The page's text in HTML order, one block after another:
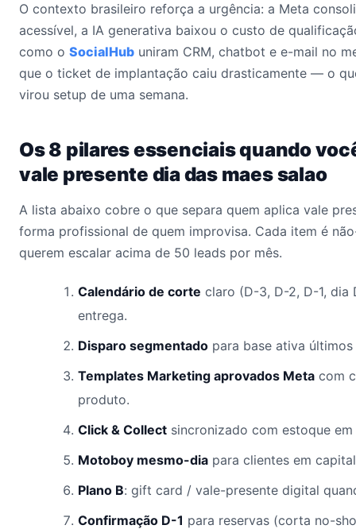
O contexto brasileiro reforça a urgência: a Meta
acessível, a IA generativa baixou o custo de
como o SocialHub uniram CRM, chatbot e e-mail no
que o ticket de implantação caiu drasticamente — o
virou setup de uma semana.
Os 8 pilares essenciais quando
vale presente dia das maes salao
A lista abaixo cobre o que separa quem aplica vale
forma profissional de quem improvisa. Cada item é
querem escalar acima de 50 leads por mês.
Calendário de corte claro (D-3, D-2, D-1, dia
entrega.
Disparo segmentado para base ativa
Templates Marketing aprovados Meta com
produto.
Click & Collect sincronizado com estoque
Motoboy mesmo-dia para clientes em
Plano B: gift card / vale-presente digital
Confirmação D-1 para reservas (corta no-